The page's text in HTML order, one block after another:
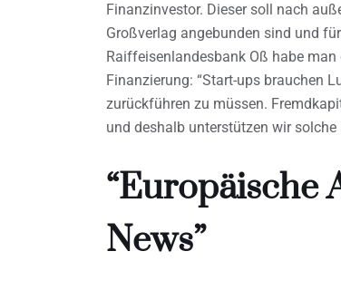
Finanzinvestor. Dieser soll nach
Großverlag angebunden sind und
Raiffeisenlandesbank Oß habe
Finanzierung: “Start-ups brauchen
zurückführen zu müssen.
und deshalb unterstützen wir
“Europäische
News”